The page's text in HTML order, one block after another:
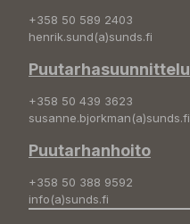
+358 50 589 2403
henrik.sund(a)sunds.fi
Puutarhasuunnittelu
+358 50 439 3623
susanne.bjorkman(a)sunds.fi
Puutarhanhoito
+358 50 388 9592
info(a)sunds.fi